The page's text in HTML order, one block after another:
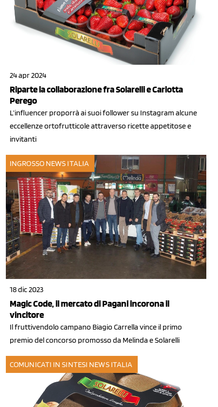
24 apr 2024
Riparte la collaborazione fra Solarelli e Carlotta
Perego
L’influencer proporrà ai suoi follower su Instagram alcune
eccellenze ortofrutticole attraverso ricette appetitose e
invitanti
INGROSSO NEWS ITALIA
18 dic 2023
Magic Code, il mercato di Pagani incorona il
vincitore
Il fruttivendolo campano Biagio Carrella vince il primo
premio del concorso promosso da Melinda e Solarelli
COMUNICATI IN SINTESI NEWS ITALIA